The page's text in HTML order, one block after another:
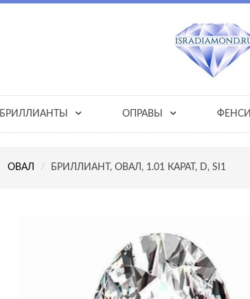
БРИЛЛИАНТЫ ОПРАВЫ ФЕНСИ
ОВАЛ БРИЛЛИАНТ, ОВАЛ, 1.01 КАРАТ, D, SI1